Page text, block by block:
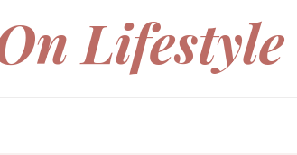
Lifestyle